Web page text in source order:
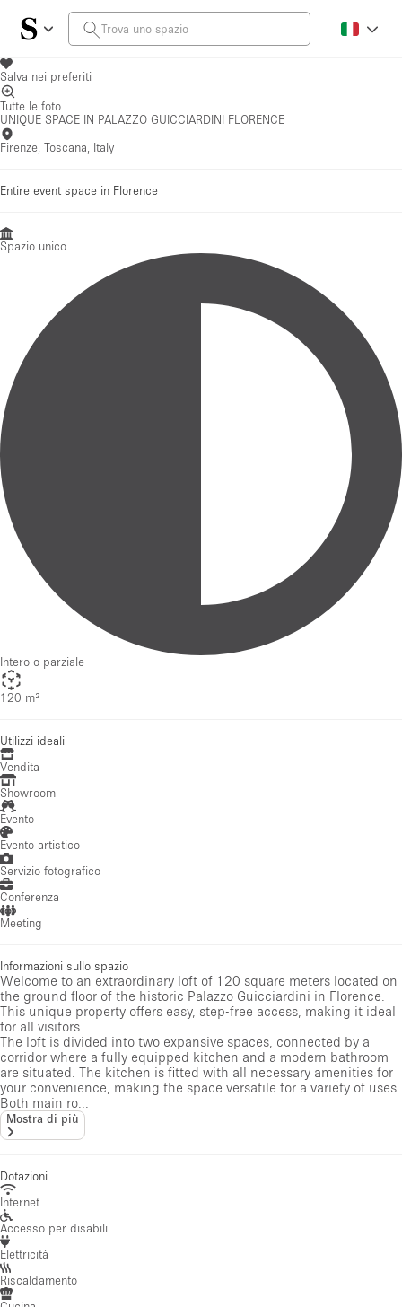
Salva nei preferiti
Tutte le foto
UNIQUE SPACE IN PALAZZO GUICCIARDINI FLORENCE
Firenze, Toscana, Italy
Entire event space in Florence
Spazio unico
Intero o parziale
120 m²
Utilizzi ideali
Vendita
Showroom
Evento
Evento artistico
Servizio fotografico
Conferenza
Meeting
Informazioni sullo spazio
Welcome to an extraordinary loft of 120 square meters located on
the ground floor of the historic Palazzo Guicciardini in Florence.
This unique property offers easy, step-free access, making it ideal
for all visitors.
The loft is divided into two expansive spaces, connected by a
corridor where a fully equipped kitchen and a modern bathroom
are situated. The kitchen is fitted with all necessary amenities for
your convenience, making the space versatile for a variety of uses.
Both main ro...
Mostra di più
Dotazioni
Internet
Accesso per disabili
Elettricità
Riscaldamento